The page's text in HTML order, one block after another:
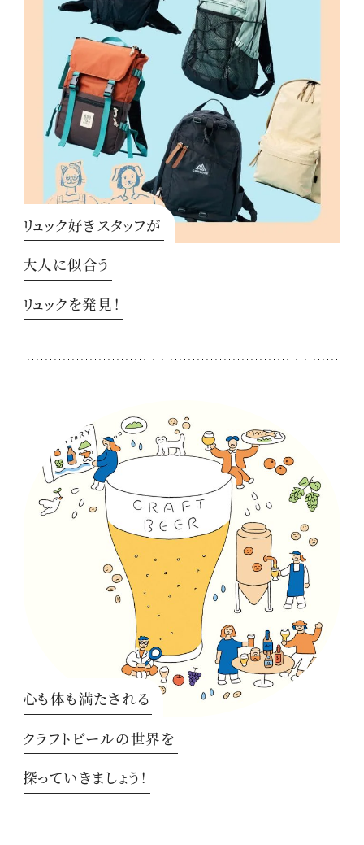
リュック好きスタッフが
大人に似合う
リュックを発見！
心も体も満たされる
クラフトビールの世界を
探っていきましょう！